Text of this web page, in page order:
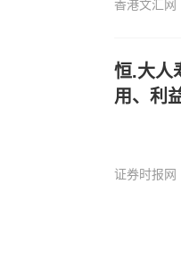
恒.大人
用、利
证券时报网